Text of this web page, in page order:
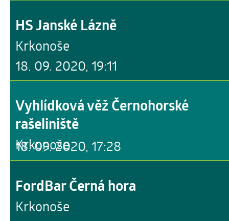
18. 09. 2020, 19:11
HS Janské Lázně
Krkonoše
18. 09. 2020, 17:28
Vyhlídková věž Černohorské
rašeliniště
Krkonoše
FordBar Černá hora
Krkonoše